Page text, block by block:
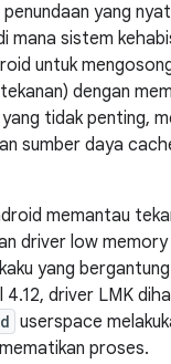
yang
mana sistem
untuk
dengan
tidak penting,
sumber daya
memantau
driver low
yang
driver LMK
userspace
proses.